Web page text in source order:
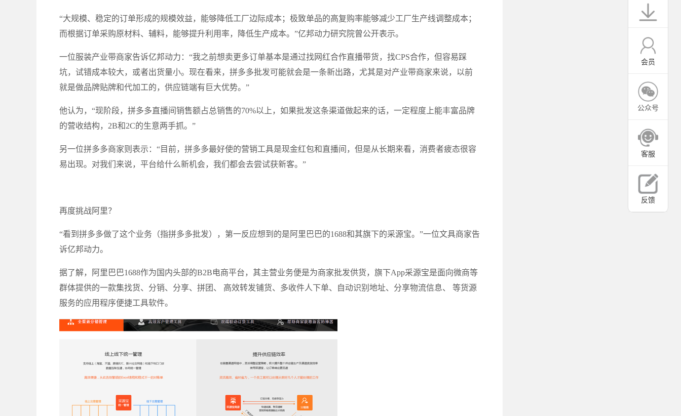
会员
公众号
客服
反馈
“大规模、稳定的订单形成的规模效益，能够降低工厂边际成本；极致单品的高复购率能够减少工厂生产线调整成本；
而根据订单采购原材料、辅料，能够提升利用率，降低生产成本。”亿邦动力研究院曾公开表示。
一位服装产业带商家告诉亿邦动力：“我之前想卖更多订单基本是通过找网红合作直播带货，找CPS合作，但容易踩
坑，试错成本较大，或者出货量小。现在看来，拼多多批发可能就会是一条新出路，尤其是对产业带商家来说，以前
就是做品牌贴牌和代加工的，供应链端有巨大优势。”
他认为，“现阶段，拼多多直播间销售额占总销售的70%以上，如果批发这条渠道做起来的话，一定程度上能丰富品牌
的营收结构，2B和2C的生意两手抓。”
另一位拼多多商家则表示：“目前，拼多多最好使的营销工具是现金红包和直播间，但是从长期来看，消费者疲态很容
易出现。对我们来说，平台给什么新机会，我们都会去尝试获新客。”
再度挑战阿里？
“看到拼多多做了这个业务（指拼多多批发），第一反应想到的是阿里巴巴的1688和其旗下的采源宝。”一位文具商家告
诉亿邦动力。
据了解，阿里巴巴1688作为国内头部的B2B电商平台，其主营业务便是为商家批发供货，旗下App采源宝是面向微商等
群体提供的一款集找货、分销、分享、拼团、 高效转发铺货、多收件人下单、自动识别地址、分享物流信息、 等货源
服务的应用程序便捷工具软件。